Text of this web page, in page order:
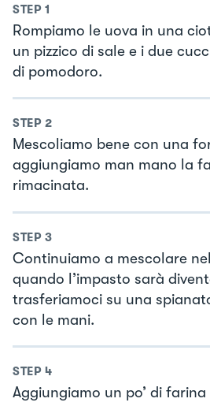
STEP 1
Rompiamo le uova in una
un pizzico di sale e i due
di pomodoro.
STEP 2
Mescoliamo bene con una
aggiungiamo man mano la
rimacinata.
STEP 3
Continuiamo a mescolare
quando l’impasto sarà
trasferiamoci su una
con le mani.
STEP 4
Aggiungiamo un po’ di